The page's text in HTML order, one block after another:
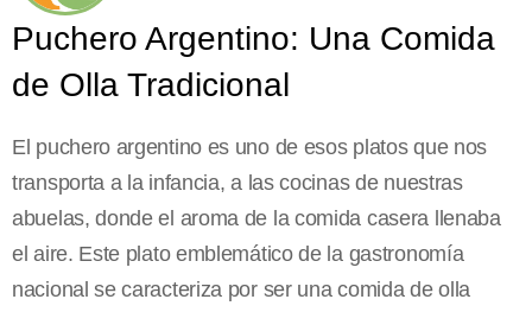
Puchero Argentino: Una Comida
de Olla Tradicional
El puchero argentino es uno de esos platos que nos
transporta a la infancia, a las cocinas de nuestras
abuelas, donde el aroma de la comida casera llenaba
el aire. Este plato emblemático de la gastronomía
nacional se caracteriza por ser una comida de olla